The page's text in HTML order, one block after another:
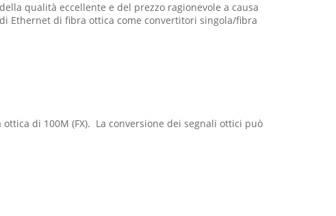
qualità eccellente e del prezzo ragionevole a causa
Ethernet di fibra ottica come convertitori singola/fibra
di 100M (FX). La conversione dei segnali ottici può